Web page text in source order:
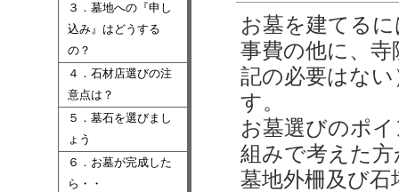
３．墓地への『申し
込み』はどうする
の？
４．石材店選びの注
意点は？
５．墓石を選びまし
ょう
６．お墓が完成した
ら・・
お墓を建てる
事費の他に、
記の必要はな
す。
お墓選びのポ
組みで考えた
墓地外柵及び石